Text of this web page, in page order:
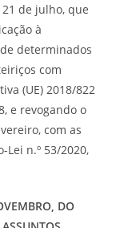
de julho, que
à
determinados
com
(UE) 2018/822
e revogando o
com as
n.º 53/2020,
DO